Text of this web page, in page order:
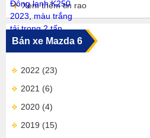
Xem thêm tin rao
Bán xe Mazda 6
2022 (23)
2021 (6)
2020 (4)
2019 (15)